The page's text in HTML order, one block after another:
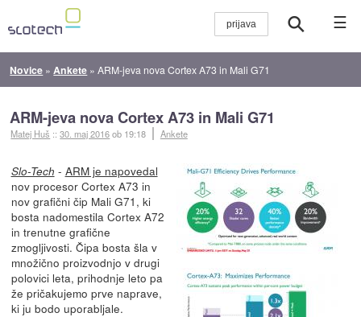
☰
Novice » Ankete »ARM-jeva nova Cortex A73 in Mali G71
ARM-jeva nova Cortex A73 in Mali G71
Matej Huš ::30. maj 2016ob 19:18 Ankete
Slo-Tech - ARM je napovedal
nov procesor Cortex A73 in
nov grafični čip Mali G71, ki
bosta nadomestila Cortex A72
in trenutne grafične
zmogljivosti. Čipa bosta šla v
množično proizvodnjo v drugi
polovici leta, prihodnje leto pa
že pričakujemo prve naprave,
ki ju bodo uporabljale.